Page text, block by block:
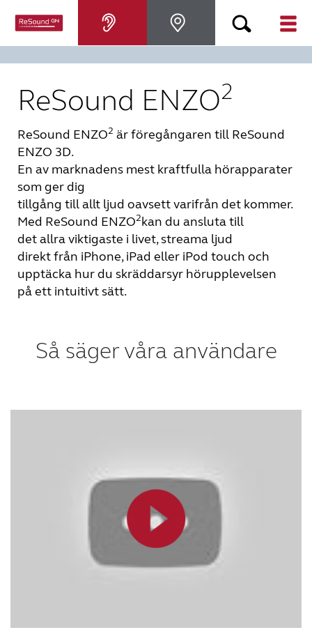
Hörapparater
Om nedsatt hörsel
Hjälp
Varför ReSound?
Blogg
KONTAKTA OSS
Česká republika
Danmark
Deutschland
ReSound ENZO2
ReSound ENZO2 är föregångaren till ReSound
ENZO 3D.
En av marknadens mest kraftfulla hörapparater
som ger dig
tillgång till allt ljud oavsett varifrån det kommer.
Med ReSound ENZO2kan du ansluta till
det allra viktigaste i livet, streama ljud
direkt från iPhone, iPad eller iPod touch och
upptäcka hur du skräddarsyr hörupplevelsen
på ett intuitivt sätt.
Så säger våra användare